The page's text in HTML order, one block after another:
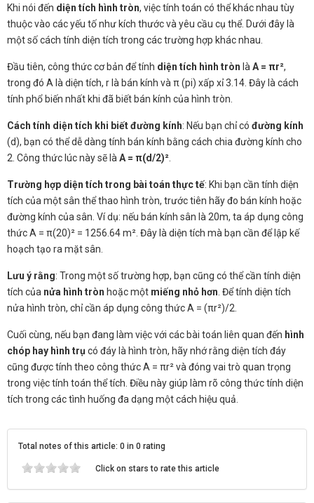
Khi nói đến diện tích hình tròn, việc tính toán có thể khác nhau tùy
thuộc vào các yếu tố như kích thước và yêu cầu cụ thể. Dưới đây là
một số cách tính diện tích trong các trường hợp khác nhau.
Đầu tiên, công thức cơ bản để tính diện tích hình tròn là A = πr²,
trong đó A là diện tích, r là bán kính và π (pi) xấp xỉ 3.14. Đây là cách
tính phổ biến nhất khi đã biết bán kính của hình tròn.
Cách tính diện tích khi biết đường kính: Nếu bạn chỉ có đường kính
(d), bạn có thể dễ dàng tính bán kính bằng cách chia đường kính cho
2. Công thức lúc này sẽ là A = π(d/2)²
Trường hợp diện tích trong bài toán thực tế: Khi bạn cần tính diện
tích của một sân thể thao hình tròn, trước tiên hãy đo bán kính hoặc
đường kính của sân. Ví dụ: nếu bán kính sân là 20m, ta áp dụng công
thức A = π(20)² = 1256.64 m². Đây là diện tích mà bạn cần để lập kế
hoạch tạo ra mặt sân.
Lưu ý rằng: Trong một số trường hợp, bạn cũng có thể cần tính diện
tích của nửa hình tròn hoặc một miếng nhỏ hơn . Để tính diện tích
nửa hình tròn, chỉ cần áp dụng công thức A = (πr²)/2.
Cuối cùng, nếu bạn đang làm việc với các bài toán liên quan đến hình
chóp hay hình trụ có đáy là hình tròn, hãy nhớ rằng diện tích đáy
cũng được tính theo công thức A = πr² và đóng vai trò quan trọng
trong việc tính toán thể tích. Điều này giúp làm rõ công thức tính diện
tích trong các tình huống đa dạng một cách hiệu quả.
Total notes of this article: 0 in 0 rating
Click on stars to rate this article